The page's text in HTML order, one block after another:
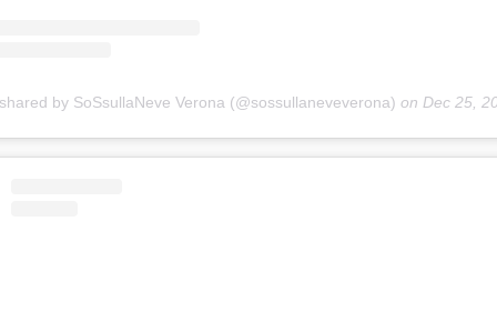
by SoSsullaNeve Verona (@sossullaneveverona) on Dec 25, 2018 at